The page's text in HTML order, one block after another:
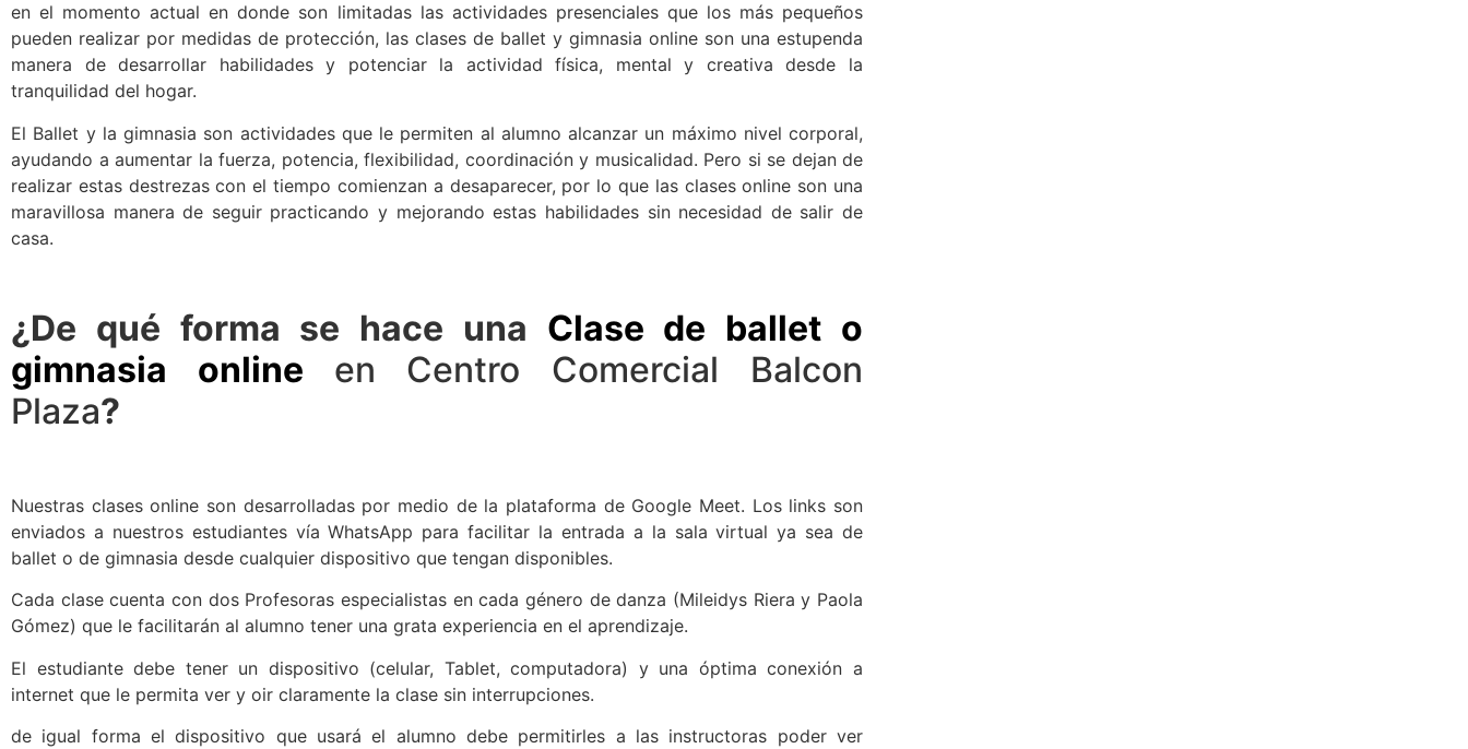
en el momento actual en donde son limitadas las actividades presenciales que los más pequeños
pueden realizar por medidas de protección, las clases de ballet y gimnasia online son una estupenda
manera de desarrollar habilidades y potenciar la actividad física, mental y creativa desde la
tranquilidad del hogar.
El Ballet y la gimnasia son actividades que le permiten al alumno alcanzar un máximo nivel corporal,
ayudando a aumentar la fuerza, potencia, flexibilidad, coordinación y musicalidad. Pero si se dejan de
realizar estas destrezas con el tiempo comienzan a desaparecer, por lo que las clases online son una
maravillosa manera de seguir practicando y mejorando estas habilidades sin necesidad de salir de
casa.
¿De qué forma se hace una Clase de ballet o
gimnasia online en Centro Comercial Balcon
Plaza?
Nuestras clases online son desarrolladas por medio de la plataforma de Google Meet. Los links son
enviados a nuestros estudiantes vía WhatsApp para facilitar la entrada a la sala virtual ya sea de
ballet o de gimnasia desde cualquier dispositivo que tengan disponibles.
Cada clase cuenta con dos Profesoras especialistas en cada género de danza (Mileidys Riera y Paola
Gómez) que le facilitarán al alumno tener una grata experiencia en el aprendizaje.
El estudiante debe tener un dispositivo (celular, Tablet, computadora) y una óptima conexión a
internet que le permita ver y oir claramente la clase sin interrupciones.
de igual forma el dispositivo que usará el alumno debe permitirles a las instructoras poder ver